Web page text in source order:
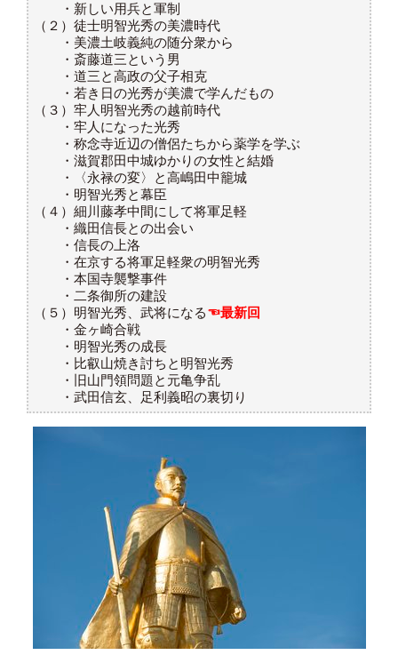
・新しい用兵と軍制
（２）徒士明智光秀の美濃時代
・美濃土岐義純の随分衆から
・斎藤道三という男
・道三と高政の父子相克
・若き日の光秀が美濃で学んだもの
（３）牢人明智光秀の越前時代
・牢人になった光秀
・称念寺近辺の僧侶たちから薬学を学ぶ
・滋賀郡田中城ゆかりの女性と結婚
・〈永禄の変〉と高嶋田中籠城
・明智光秀と幕臣
（４）細川藤孝中間にして将軍足軽
・織田信長との出会い
・信長の上洛
・在京する将軍足軽衆の明智光秀
・本国寺襲撃事件
・二条御所の建設
（５）明智光秀、武将になる☜最新回
・金ヶ崎合戦
・明智光秀の成長
・比叡山焼き討ちと明智光秀
・旧山門領問題と元亀争乱
・武田信玄、足利義昭の裏切り